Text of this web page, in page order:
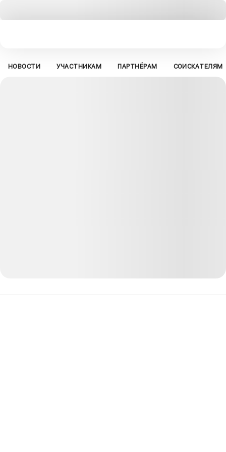
НОВОСТИ УЧАСТНИКАМ ПАРТНЁРАМ СОИСКАТЕЛЯМ